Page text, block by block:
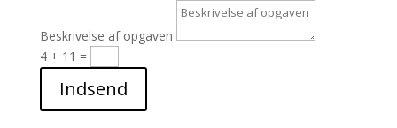
Beskrivelse af opgaven
4 + 11 =
Indsend